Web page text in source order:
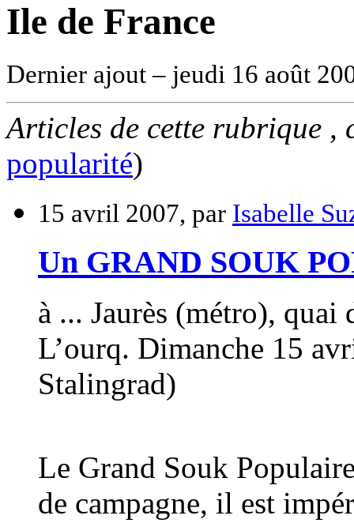
Ile de France
Dernier ajout – jeudi 16 août
Articles de cette rubrique ,
popularité)
15 avril 2007, par Isabelle
Un GRAND SOUK
à ... Jaurès (métro),
L’ourq. Dimanche 15
Stalingrad)
Le Grand Souk
de campagne, il est